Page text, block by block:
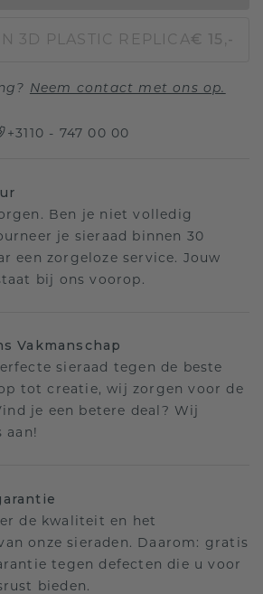
3D PLASTIC REPLICA€ 15,-
Neem contact met ons op.
+3110 - 747 00 00
Ben je niet volledig
je sieraad binnen 30
een zorgeloze service. Jouw
bij ons voorop.
Vakmanschap
sieraad tegen de beste
tot creatie, wij zorgen voor de
je een betere deal? Wij
aan!
de kwaliteit en het
onze sieraden. Daarom: gratis
tegen defecten die u voor
bieden.